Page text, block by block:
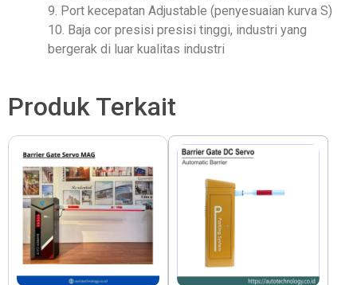
9. Port kecepatan Adjustable (penyesuaian kurva S)
10. Baja cor presisi presisi tinggi, industri yang
bergerak di luar kualitas industri
Produk Terkait